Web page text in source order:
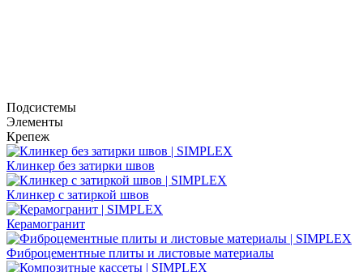
Подсистемы
Элементы
Крепеж
Клинкер без затирки швов
Клинкер с затиркой швов
Керамогранит
Фиброцементные плиты и листовые материалы